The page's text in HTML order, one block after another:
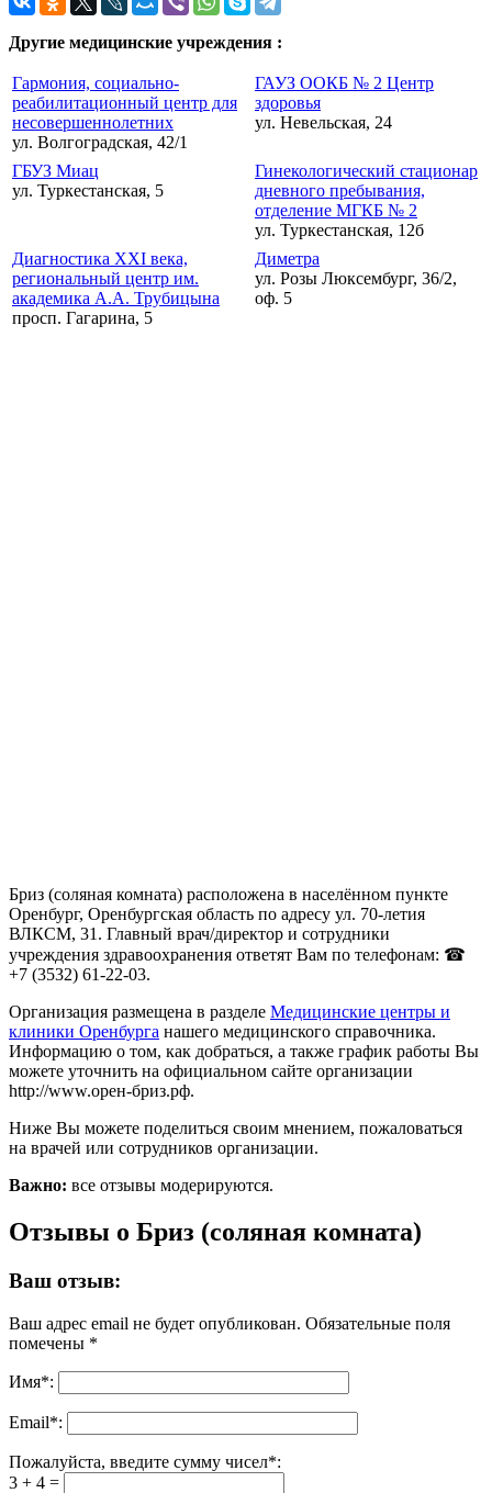
Другие медицинские учреждения :
Гармония, социально-
реабилитационный центр для
несовершеннолетних
ул. Волгоградская, 42/1
ГАУЗ ООКБ № 2 Центр
здоровья
ул. Невельская, 24
ГБУЗ Миац
ул. Туркестанская, 5
Гинекологический стационар
дневного пребывания,
отделение МГКБ № 2
ул. Туркестанская, 12б
Диагностика XXI века,
региональный центр им.
академика А.А. Трубицына
просп. Гагарина, 5
Диметра
ул. Розы Люксембург, 36/2,
оф. 5
Бриз (соляная комната) расположена в населённом пункте
Оренбург, Оренбургская область по адресу ул. 70-летия
ВЛКСМ, 31. Главный врач/директор и сотрудники
учреждения здравоохранения ответят Вам по телефонам: ☎
+7 (3532) 61-22-03.
Организация размещена в разделе Медицинские центры и
клиники Оренбурга нашего медицинского справочника.
Информацию о том, как добраться, а также график работы Вы
можете уточнить на официальном сайте организации
http://www.орен-бриз.рф.
Ниже Вы можете поделиться своим мнением, пожаловаться
на врачей или сотрудников организации.
Важно: все отзывы модерируются.
Отзывы о Бриз (соляная комната)
Ваш отзыв:
Ваш адрес email не будет опубликован. Обязательные поля
помечены *
Имя*:
Email*:
Пожалуйста, введите сумму чисел*:
3 + 4 =